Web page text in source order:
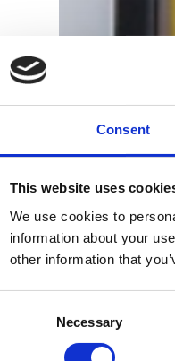
Consent
This website uses
We use cookies to
information about your
other information that
Necessary